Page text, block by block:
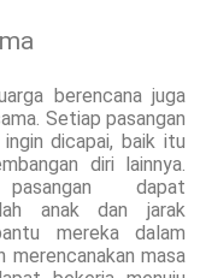
berencana juga
Setiap pasangan
dicapai, baik itu
diri lainnya.
dapat
anak dan jarak
mereka dalam
merencanakan masa